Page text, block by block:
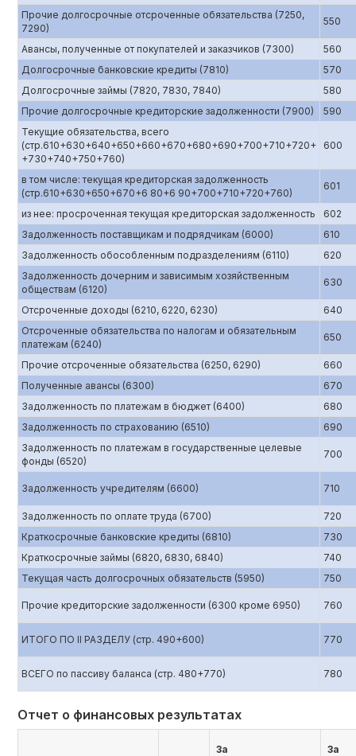
Прочие долгосрочные отсроченные обязательства (7250,
7290)
550
Авансы, полученные от покупателей и заказчиков (7300)
560
Долгосрочные банковские кредиты (7810)
570
Долгосрочные займы (7820, 7830, 7840)
580
Прочие долгосрочные кредиторские задолженности (7900)
590
Текущие обязательства, всего
(стр.610+630+640+650+660+670+680+690+700+710+720+
+730+740+750+760)
600
в том числе: текущая кредиторская задолженность
(стр.610+630+650+670+6 80+6 90+700+710+720+760)
601
из нее: просроченная текущая кредиторская задолженность
602
Задолженность поставщикам и подрядчикам (6000)
610
Задолженность обособленным подразделениям (6110)
620
Задолженность дочерним и зависимым хозяйственным
обществам (6120)
630
Отсроченные доходы (6210, 6220, 6230)
640
Отсроченные обязательства по налогам и обязательным
платежам (6240)
650
Прочие отсроченные обязательства (6250, 6290)
660
Полученные авансы (6300)
670
Задолженность по платежам в бюджет (6400)
680
Задолженность по страхованию (6510)
690
Задолженность по платежам в государственные целевые
фонды (6520)
700
Задолженность учредителям (6600) 710
Задолженность по оплате труда (6700)
720
Краткосрочные банковские кредиты (6810)
730
Краткосрочные займы (6820, 6830, 6840)
740
Текущая часть долгосрочных обязательств (5950)
750
Прочие кредиторские задолженности (6300 кроме 6950) 760
ИТОГО ПО II РАЗДЕЛУ (стр. 490+600) 770
ВСЕГО по пассиву баланса (стр. 480+770) 780
Отчет о финансовых результатах
За
За